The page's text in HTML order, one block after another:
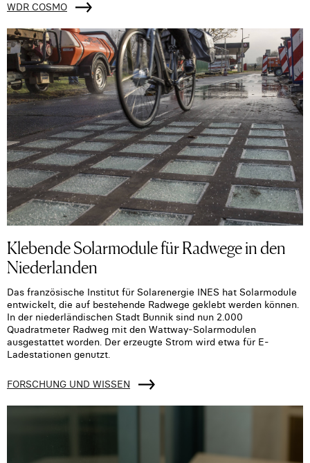
WDR COSMO
Klebende Solarmodule für Radwege in den
Niederlanden
Das französische Institut für Solarenergie INES hat Solarmodule
entwickelt, die auf bestehende Radwege geklebt werden können.
In der niederländischen Stadt Bunnik sind nun 2.000
Quadratmeter Radweg mit den Wattway-Solarmodulen
ausgestattet worden. Der erzeugte Strom wird etwa für E-
Ladestationen genutzt.
FORSCHUNG UND WISSEN